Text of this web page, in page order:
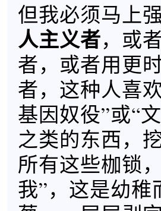
但我必须马上
人主义者，或
者，或者用更
者，这种人喜
基因奴役”或“
之类的东西，
所有这些枷锁
我”，这是幼